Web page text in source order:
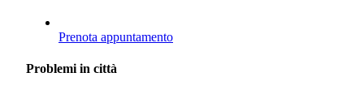
Prenota appuntamento
Problemi in città